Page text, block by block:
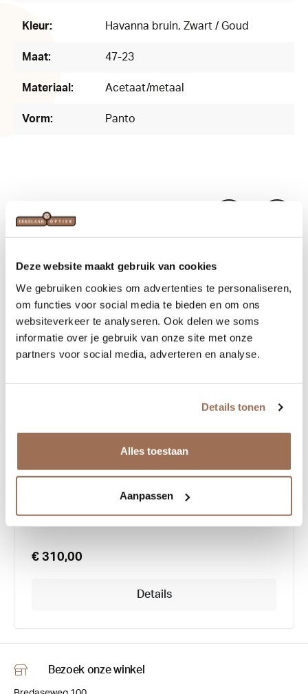
Deze website maakt gebruik van cookies
We gebruiken cookies om advertenties te personaliseren,
om functies voor social media te bieden en om ons
websiteverkeer te analyseren. Ook delen we soms
informatie over je gebruik van onze site met onze
partners voor social media, adverteren en analyse.
Details tonen
Alles toestaan
Aanpassen
Kleur:
Havanna bruin, Zwart / Goud
Maat: 47-23
Materiaal: Acetaat/metaal
Vorm: Panto
Related products
Garrett Leight Elkgrove
€ 310,00
Details
Bezoek onze winkel